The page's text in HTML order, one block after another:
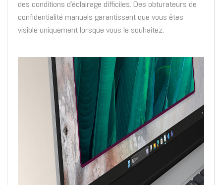
des conditions d’éclairage difficiles. Des obturateurs de
confidentialité manuels garantissent que vous êtes
visible uniquement lorsque vous le souhaitez.